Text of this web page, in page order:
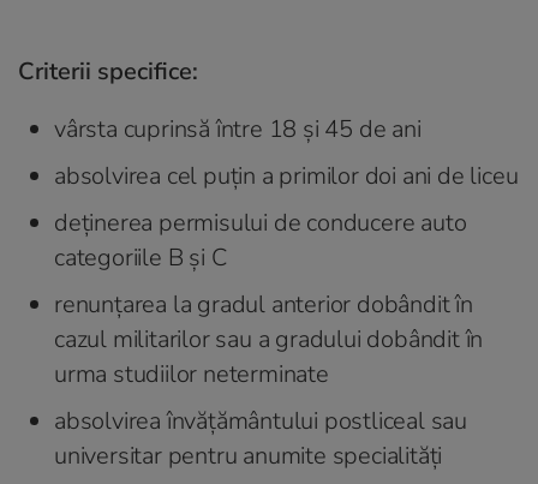
Criterii specifice:
vârsta cuprinsă între 18 și 45 de ani
absolvirea cel puțin a primilor doi ani de liceu
deținerea permisului de conducere auto
categoriile B și C
renunțarea la gradul anterior dobândit în
cazul militarilor sau a gradului dobândit în
urma studiilor neterminate
absolvirea învățământului postliceal sau
universitar pentru anumite specialități